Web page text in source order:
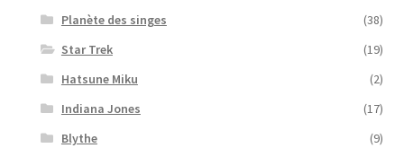
Planète des singes
(38)
Star Trek
(19)
Hatsune Miku
(2)
Indiana Jones
(17)
Blythe
(9)